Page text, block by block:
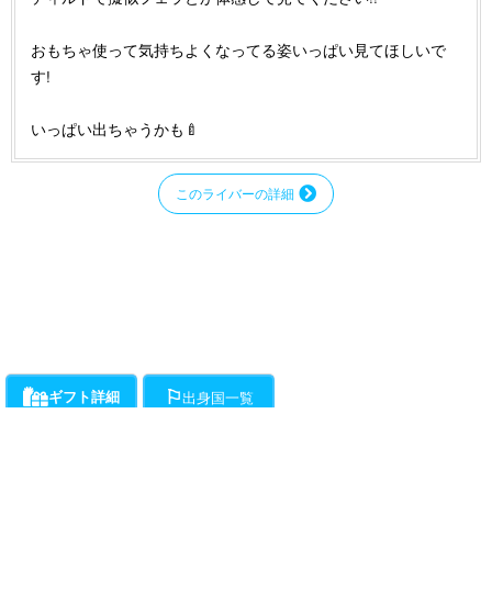
おもちゃ使って気持ちよくなってる姿いっぱい見てほしいで
す!
いっぱい出ちゃうかも🍼
このライバーの詳細
ギフト詳細 出身国一覧